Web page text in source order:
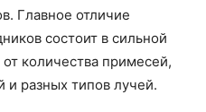
Главное отличие
состоит в сильной
количества примесей,
и разных типов лучей.